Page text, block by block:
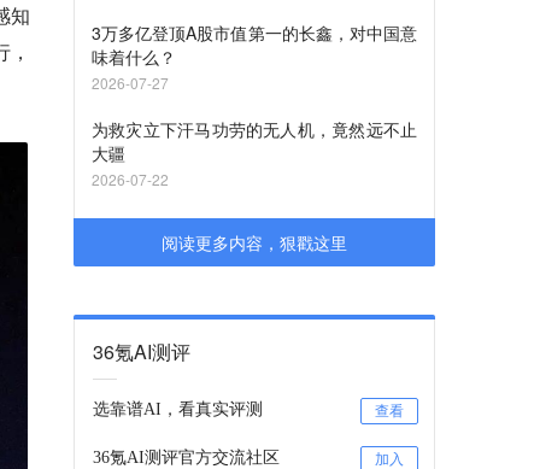
知
3万多亿登顶A股市值第一的长鑫，对中国意
味着什么？
2026-07-27
为救灾立下汗马功劳的无人机，竟然远不止
大疆
2026-07-22
阅读更多内容，狠戳这里
36氪AI测评
选靠谱AI，看真实评测 查看
36氪AI测评官方交流社区 加入